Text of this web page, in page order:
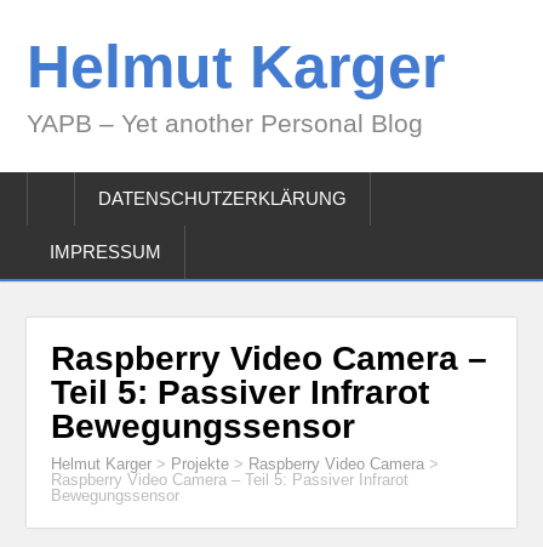
Helmut Karger
YAPB – Yet another Personal Blog
DATENSCHUTZERKLÄRUNG
IMPRESSUM
Raspberry Video Camera –
Teil 5: Passiver Infrarot
Bewegungssensor
Helmut Karger > Projekte > Raspberry Video Camera >
Raspberry Video Camera – Teil 5: Passiver Infrarot
Bewegungssensor